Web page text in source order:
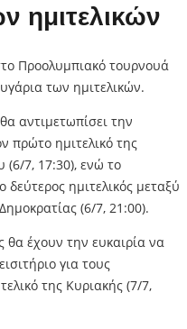
ημιτελικών
Προολυμπιακό τουρνουά
των ημιτελικών.
αντιμετωπίσει την
πρώτο ημιτελικό της
(6/7, 17:30), ενώ το
ημιτελικός μεταξύ
(6/7, 21:00).
θα έχουν την ευκαιρία να
για τους
της Κυριακής (7/7,